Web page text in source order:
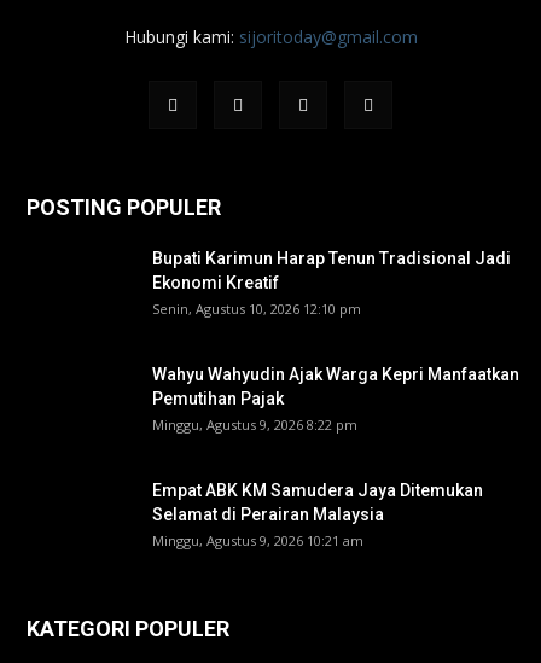
Hubungi kami: sijoritoday@gmail.com
POSTING POPULER
Bupati Karimun Harap Tenun Tradisional Jadi
Ekonomi Kreatif
Senin, Agustus 10, 2026 12:10 pm
Wahyu Wahyudin Ajak Warga Kepri Manfaatkan
Pemutihan Pajak
Minggu, Agustus 9, 2026 8:22 pm
Empat ABK KM Samudera Jaya Ditemukan
Selamat di Perairan Malaysia
Minggu, Agustus 9, 2026 10:21 am
KATEGORI POPULER